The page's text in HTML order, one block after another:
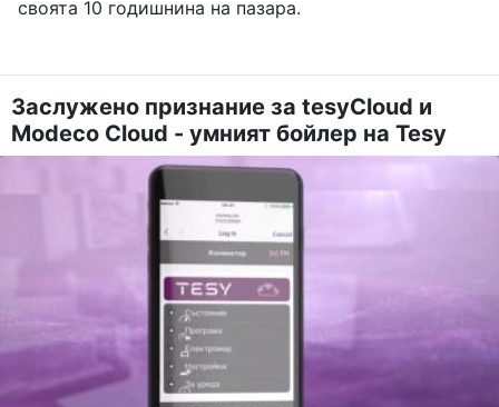
своята 10 годишнина на пазара.
Заслужено признание за tesyCloud и
Modeco Cloud - умният бойлер на Tesy